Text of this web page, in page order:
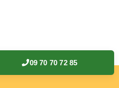
09 70 70 72 85